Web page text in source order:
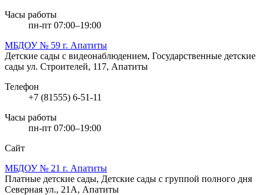
Часы работы
пн-пт 07:00–19:00
МБДОУ № 59 г. Апатиты
Детские сады с видеонаблюдением, Государственные детские
сады ул. Строителей, 117, Апатиты
Телефон
+7 (81555) 6-51-11
Часы работы
пн-пт 07:00–19:00
Сайт
МБДОУ № 21 г. Апатиты
Платные детские сады, Детские сады с группой полного дня
Северная ул., 21А, Апатиты